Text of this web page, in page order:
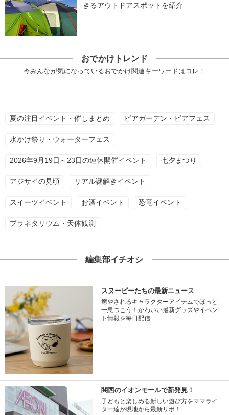
きるアウトドアスポットを紹介
おでかけトレンド
今みんなが気になっているおでかけ関連キーワードはコレ！
夏の注目イベント・催しまとめ ビアガーデン・ビアフェス
水かけ祭り・ウォーターフェス
2026年9月19日～23日の連休開催イベント 七夕まつり
アジサイの見頃 リアル謎解きイベント
スイーツイベント お酒イベント 恐竜イベント
プラネタリウム・天体観測
編集部イチオシ
スヌーピーたちの最新ニュース
癒やされるキャラクターアイテムでほっと
一息つこう！かわいい最新グッズやイベン
ト情報を毎日配信
関西のイオンモールで新発見！
子どもと楽しめる新しい遊び方をママライ
ター達が現地から最新リポ！